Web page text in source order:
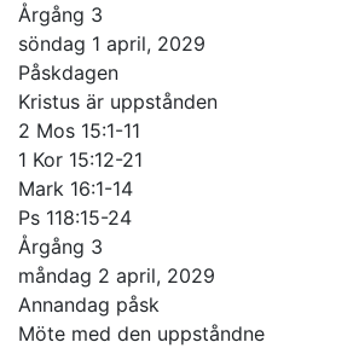
Årgång 3
söndag 1 april, 2029
Påskdagen
Kristus är uppstånden
2 Mos 15:1-11
1 Kor 15:12-21
Mark 16:1-14
Ps 118:15-24
Årgång 3
måndag 2 april, 2029
Annandag påsk
Möte med den uppståndne